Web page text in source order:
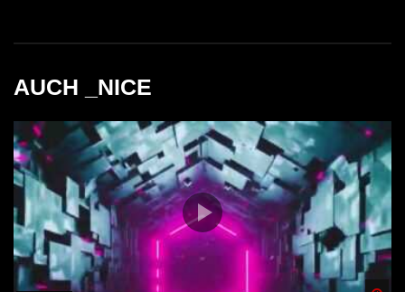
AUCH _NICE